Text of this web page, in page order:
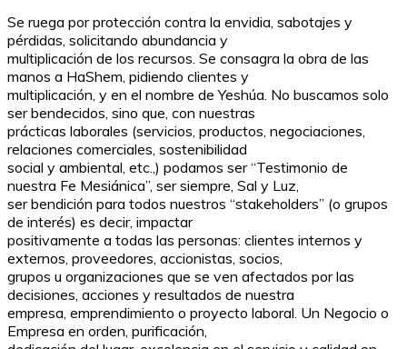
Se ruega por protección contra la envidia, sabotajes y
pérdidas, solicitando abundancia y
multiplicación de los recursos. Se consagra la obra de las
manos a HaShem, pidiendo clientes y
multiplicación, y en el nombre de Yeshúa. No buscamos solo
ser bendecidos, sino que, con nuestras
prácticas laborales (servicios, productos, negociaciones,
relaciones comerciales, sostenibilidad
social y ambiental, etc.,) podamos ser “Testimonio de
nuestra Fe Mesiánica”, ser siempre, Sal y Luz,
ser bendición para todos nuestros “stakeholders” (o grupos
de interés) es decir, impactar
positivamente a todas las personas: clientes internos y
externos, proveedores, accionistas, socios,
grupos u organizaciones que se ven afectados por las
decisiones, acciones y resultados de nuestra
empresa, emprendimiento o proyecto laboral. Un Negocio o
Empresa en orden, purificación,